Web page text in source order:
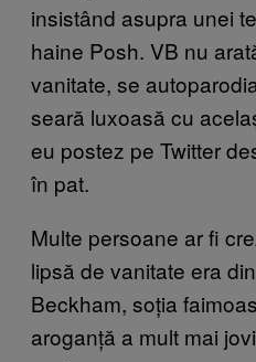
insistând asupra unei
haine Posh. VB nu
vanitate, se
seară luxoasă cu
eu postez pe Twitter
în pat.
Multe persoane ar fi
lipsă de vanitate era
Beckham, soția
aroganță a mult mai